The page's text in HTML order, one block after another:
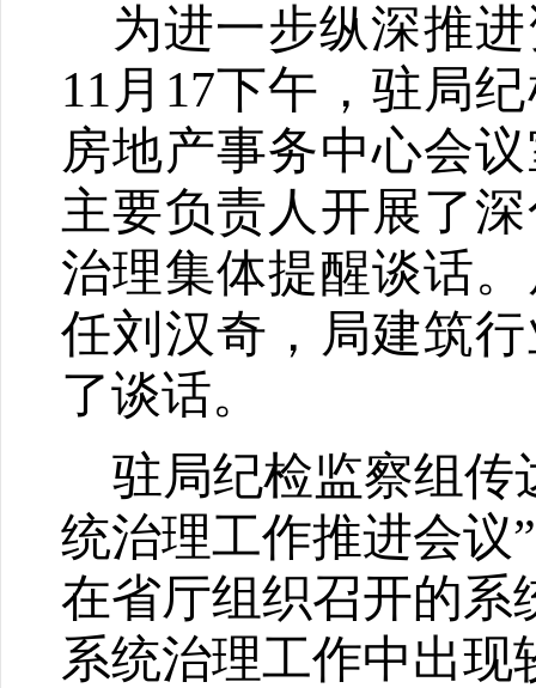
为进一步纵深推
11月17下午，驻局
房地产事务中心会
主要负责人开展了
治理集体提醒谈话
任刘汉奇，局建筑
了谈话。
驻局纪检监察组传
统治理工作推进会议
在省厅组织召开的系
系统治理工作中出